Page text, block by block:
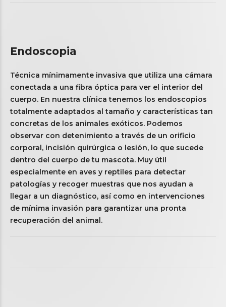
Endoscopia
Técnica mínimamente invasiva que utiliza una cámara
conectada a una fibra óptica para ver el interior del
cuerpo. En nuestra clínica tenemos los endoscopios
totalmente adaptados al tamaño y características tan
concretas de los animales exóticos. Podemos
observar con detenimiento a través de un orificio
corporal, incisión quirúrgica o lesión, lo que sucede
dentro del cuerpo de tu mascota. Muy útil
especialmente en aves y reptiles para detectar
patologías y recoger muestras que nos ayudan a
llegar a un diagnóstico, así como en intervenciones
de mínima invasión para garantizar una pronta
recuperación del animal.